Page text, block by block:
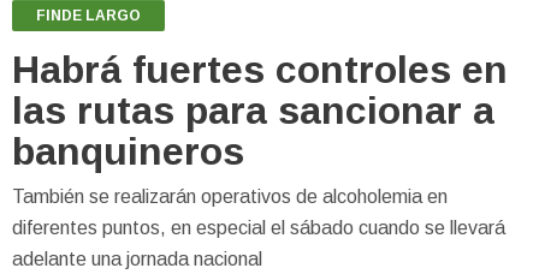
FINDE LARGO
Habrá fuertes controles en
las rutas para sancionar a
banquineros
También se realizarán operativos de alcoholemia en
diferentes puntos, en especial el sábado cuando se llevará
adelante una jornada nacional